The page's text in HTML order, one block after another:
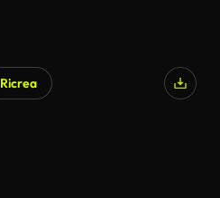
Ricrea